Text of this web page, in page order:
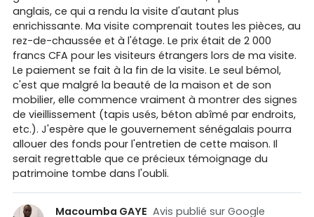
anglais, ce qui a rendu la visite d'autant plus
enrichissante. Ma visite comprenait toutes les pièces, au
rez-de-chaussée et à l'étage. Le prix était de 2 000
francs CFA pour les visiteurs étrangers lors de ma visite.
Le paiement se fait à la fin de la visite. Le seul bémol,
c'est que malgré la beauté de la maison et de son
mobilier, elle commence vraiment à montrer des signes
de vieillissement (tapis usés, béton abîmé par endroits,
etc.). J'espère que le gouvernement sénégalais pourra
allouer des fonds pour l'entretien de cette maison. Il
serait regrettable que ce précieux témoignage du
patrimoine tombe dans l'oubli.
Macoumba GAYE Avis publié sur Google